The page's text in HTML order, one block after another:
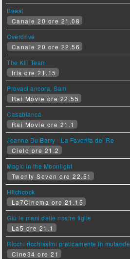
Beast
Canale 20 ore 21.08
Overdrive
Canale 20 ore 22.56
The Kill Team
Iris ore 21.15
Provaci ancora, Sam
Rai Movie ore 22.55
Casablanca
Rai Movie ore 21.1
Jeanne Du Barry - La Favorita del Re
Cielo ore 21.2
Magic in the Moonlight
Twenty Seven ore 22.51
Hitchcock
La7Cinema ore 21.15
Giù le mani dalle nostre figlie
La5 ore 21.1
Ricchi ricchissimi praticamente in mutande
Cine34 ore 21